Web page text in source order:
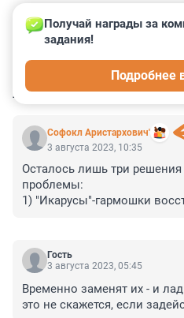
КОММЕНТАРИИ 59
Софокл Аристархович'
Получай награды за
задания!
Подробнее
3 августа 2023, 10:35
Осталось лишь три
проблемы:
1) "Икарусы"-гармошки
3) Таксистам-нелегалам
Предлагаю провести
Гость
3 августа 2023, 05:45
Временно заменят их - и
это не скажется, если